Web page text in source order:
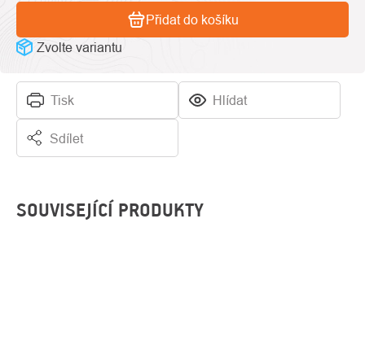
Tisk Hlídat
Sdílet
Zvolte variantu
Přidat do košíku
SOUVISEJÍCÍ PRODUKTY